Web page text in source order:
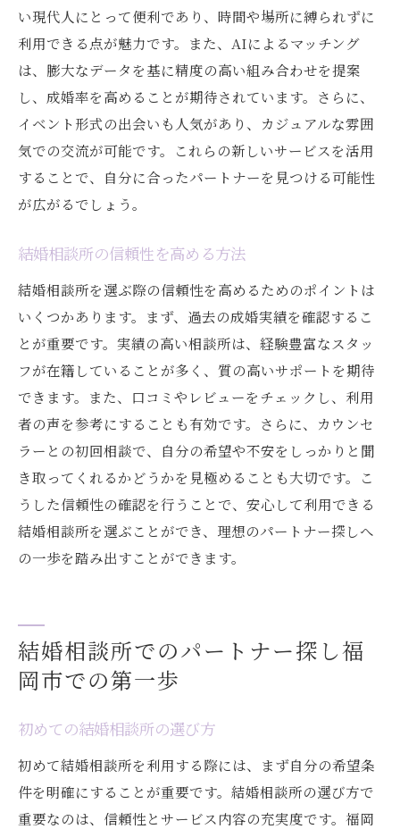
い現代人にとって便利であり、時間や場所に縛られずに
利用できる点が魅力です。また、AIによるマッチング
は、膨大なデータを基に精度の高い組み合わせを提案
し、成婚率を高めることが期待されています。さらに、
イベント形式の出会いも人気があり、カジュアルな雰囲
気での交流が可能です。これらの新しいサービスを活用
することで、自分に合ったパートナーを見つける可能性
が広がるでしょう。
結婚相談所の信頼性を高める方法
結婚相談所を選ぶ際の信頼性を高めるためのポイントは
いくつかあります。まず、過去の成婚実績を確認するこ
とが重要です。実績の高い相談所は、経験豊富なスタッ
フが在籍していることが多く、質の高いサポートを期待
できます。また、口コミやレビューをチェックし、利用
者の声を参考にすることも有効です。さらに、カウンセ
ラーとの初回相談で、自分の希望や不安をしっかりと聞
き取ってくれるかどうかを見極めることも大切です。こ
うした信頼性の確認を行うことで、安心して利用できる
結婚相談所を選ぶことができ、理想のパートナー探しへ
の一歩を踏み出すことができます。
結婚相談所でのパートナー探し福
岡市での第一歩
初めての結婚相談所の選び方
初めて結婚相談所を利用する際には、まず自分の希望条
件を明確にすることが重要です。結婚相談所の選び方で
重要なのは、信頼性とサービス内容の充実度です。福岡